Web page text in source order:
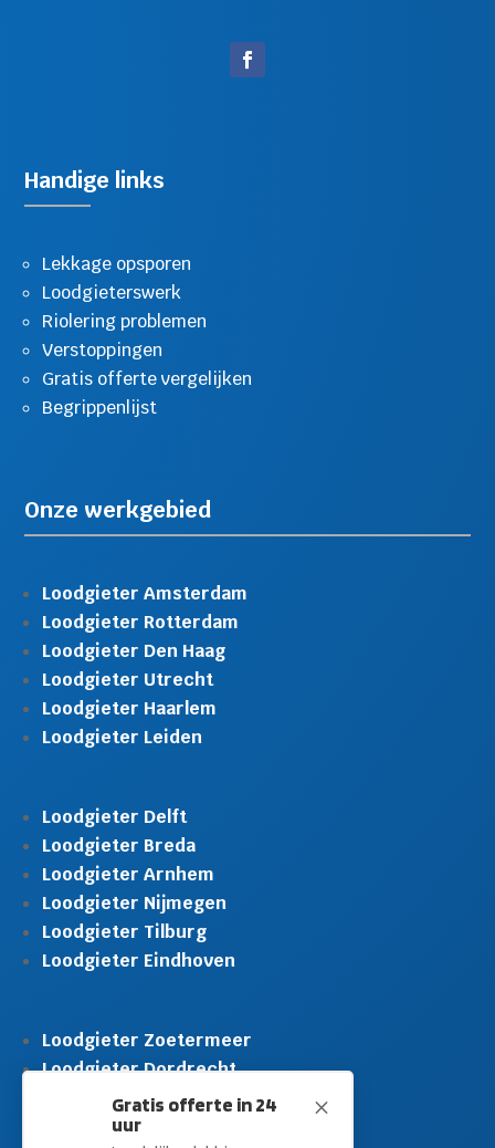
M
Gratis offerte in 24
uur
Handige links
Lekkage opsporen
Loodgieterswerk
Riolering problemen
Verstoppingen
Gratis offerte vergelijken
Begrippenlijst
Onze werkgebied
Loodgieter Amsterdam
Loodgieter Rotterdam
Loodgieter Den Haag
Loodgieter Utrecht
Loodgieter Haarlem
Loodgieter Leiden
Loodgieter Delft
Loodgieter Breda
Loodgieter Arnhem
Loodgieter Nijmegen
Loodgieter Tilburg
Loodgieter Eindhoven
Loodgieter Zoetermeer
Loodgieter Dordrecht
Loodgieter Rijswijk
Loodgieter Schiedam